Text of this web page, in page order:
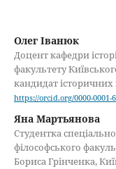
Олег Іванюк
Доцент кафедри
факультету
кандидат історичних
https://orcid.org/0000-0001-
Яна Мартьянова
Студентка
філософського
Бориса Грінченка,